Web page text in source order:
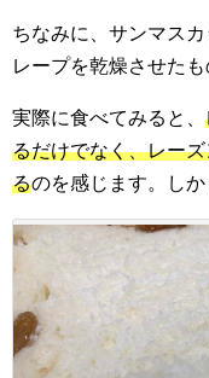
ちなみに、サンマス
レープを乾燥させたも
実際に食べてみると、
るだけでなく、レー
るのを感じます。し